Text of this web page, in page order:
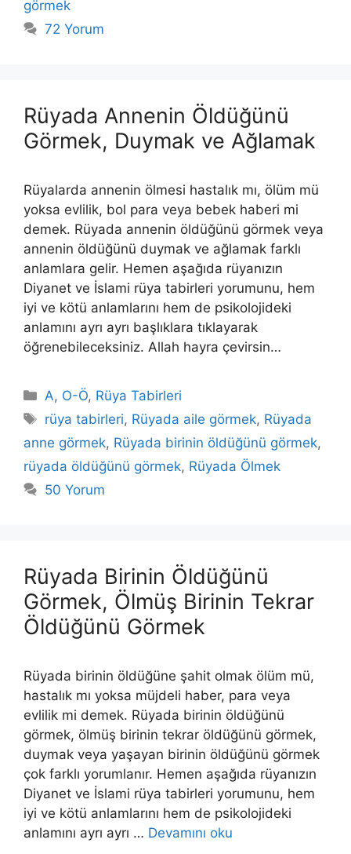
görmek
72 Yorum
Rüyada Annenin Öldüğünü
Görmek, Duymak ve Ağlamak
Rüyalarda annenin ölmesi hastalık mı, ölüm mü
yoksa evlilik, bol para veya bebek haberi mi
demek. Rüyada annenin öldüğünü görmek veya
annenin öldüğünü duymak ve ağlamak farklı
anlamlara gelir. Hemen aşağıda rüyanızın
Diyanet ve İslami rüya tabirleri yorumunu, hem
iyi ve kötü anlamlarını hem de psikolojideki
anlamını ayrı ayrı başlıklara tıklayarak
öğrenebileceksiniz. Allah hayra çevirsin…
Kategoriler
A, O-Ö, Rüya Tabirleri
Etiketler
rüya tabirleri, Rüyada aile görmek, Rüyada
anne görmek, Rüyada birinin öldüğünü görmek,
rüyada öldüğünü görmek, Rüyada Ölmek
50 Yorum
Rüyada Birinin Öldüğünü
Görmek, Ölmüş Birinin Tekrar
Öldüğünü Görmek
Rüyada birinin öldüğüne şahit olmak ölüm mü,
hastalık mı yoksa müjdeli haber, para veya
evlilik mi demek. Rüyada birinin öldüğünü
görmek, ölmüş birinin tekrar öldüğünü görmek,
duymak veya yaşayan birinin öldüğünü görmek
çok farklı yorumlanır. Hemen aşağıda rüyanızın
Diyanet ve İslami rüya tabirleri yorumunu, hem
iyi ve kötü anlamlarını hem de psikolojideki
anlamını ayrı ayrı … Devamını oku